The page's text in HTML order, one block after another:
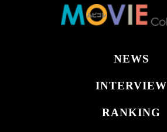
NEWS
INTERVIEW
RANKING